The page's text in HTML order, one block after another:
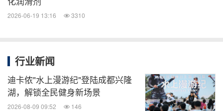
2026-06-19 13:16 3310
行业新闻
迪卡侬"水上漫游纪"登陆成都兴隆
湖，解锁全民健身新场景
2026-08-09 09:52 146